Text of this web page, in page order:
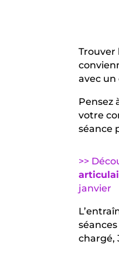
Trouver
avec un
Pensez
votre
séance
>>
janvier
chargé,